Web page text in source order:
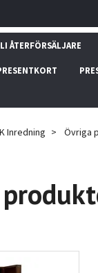
ÅTERFÖRSÄLJARE
Inredning Övriga